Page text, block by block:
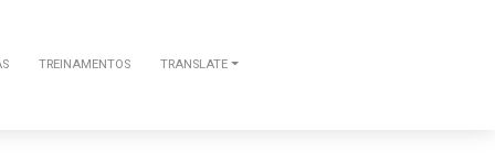
TREINAMENTOS TRANSLATE